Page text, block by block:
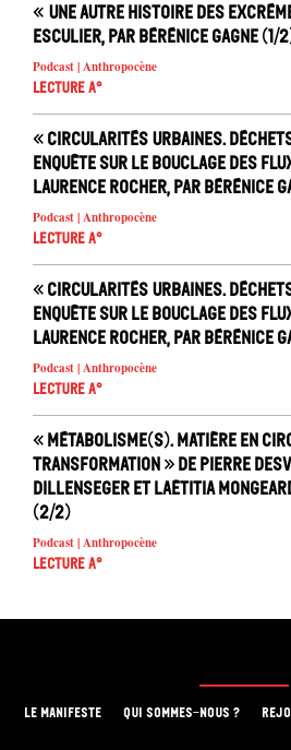
« Une autre histoire des
Esculier, par Bérénice Gagne (1/
Podcast | Anthropocène
Lecture A°
« Circularités urbaines.
enquête sur le bouclage des
Laurence Rocher, par Bérénice
Podcast | Anthropocène
Lecture A°
« Circularités urbaines.
enquête sur le bouclage des
Laurence Rocher, par Bérénice
Podcast | Anthropocène
Lecture A°
« Métabolisme(s). Matière en
transformation » de Pierre
Dillenseger et Laëtitia
(2/2)
Podcast | Anthropocène
Lecture A°
LE MANIFESTE QUI SOMMES-NOUS ?